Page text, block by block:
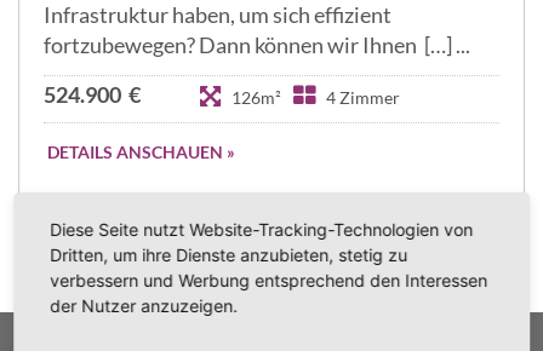
Infrastruktur haben, um sich effizient
fortzubewegen? Dann können wir Ihnen […]
524.900 € 126m² 4 Zimmer
DETAILS ANSCHAUEN »
Diese Seite nutzt Website-Tracking-Technologien von
Dritten, um ihre Dienste anzubieten, stetig zu
verbessern und Werbung entsprechend den Interessen
der Nutzer anzuzeigen.